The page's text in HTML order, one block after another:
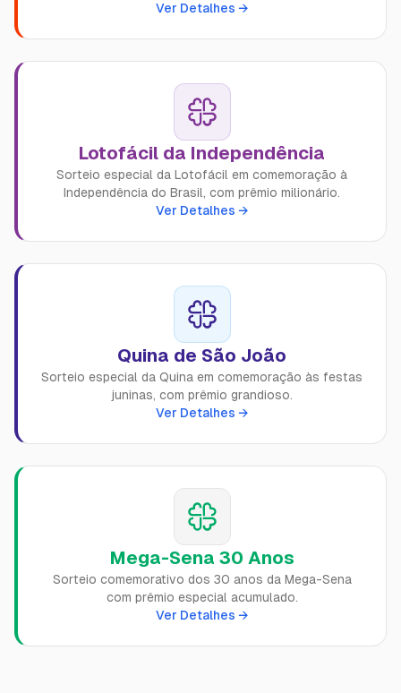
Ver Detalhes →
Lotofácil da Independência
Sorteio especial da Lotofácil em comemoração à
Independência do Brasil, com prêmio milionário.
Ver Detalhes →
Quina de São João
Sorteio especial da Quina em comemoração às festas
juninas, com prêmio grandioso.
Ver Detalhes →
Mega-Sena 30 Anos
Sorteio comemorativo dos 30 anos da Mega-Sena
com prêmio especial acumulado.
Ver Detalhes →